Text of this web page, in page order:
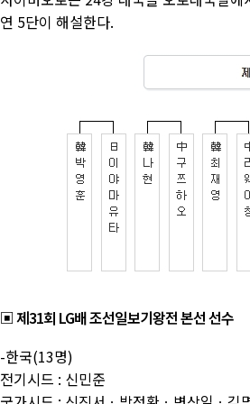
연 5단이 해설한다.
▣ 제31회 LG배 조선일보기왕전 본선 선수
-한국(13명)
전기시드 : 신민준